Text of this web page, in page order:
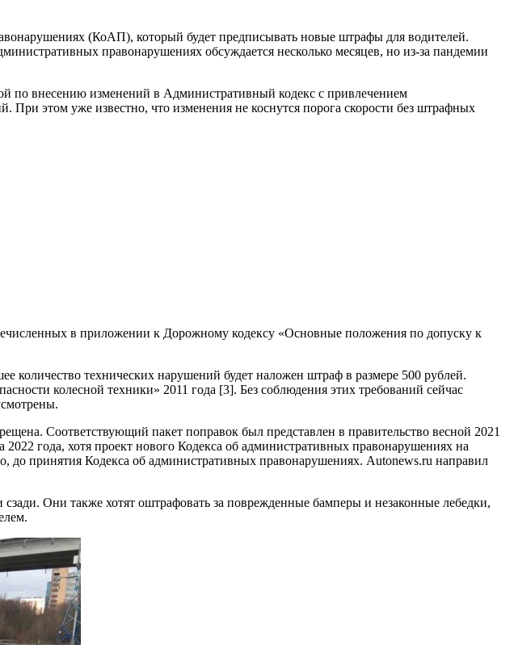
(КоАП), который будет предписывать новые штрафы для водителей.
правонарушениях обсуждается несколько месяцев, но из-за пандемии
по внесению изменений в Административный кодекс с привлечением
этом уже известно, что изменения не коснутся порога скорости без штрафных
в приложении к Дорожному кодексу «Основные положения по допуску к
количество технических нарушений будет наложен штраф в размере 500 рублей.
колесной техники» 2011 года [3]. Без соблюдения этих требований сейчас
Соответствующий пакет поправок был представлен в правительство весной 2021
года, хотя проект нового Кодекса об административных правонарушениях на
принятия Кодекса об административных правонарушениях. Autonews.ru направил
Они также хотят оштрафовать за поврежденные бамперы и незаконные лебедки,